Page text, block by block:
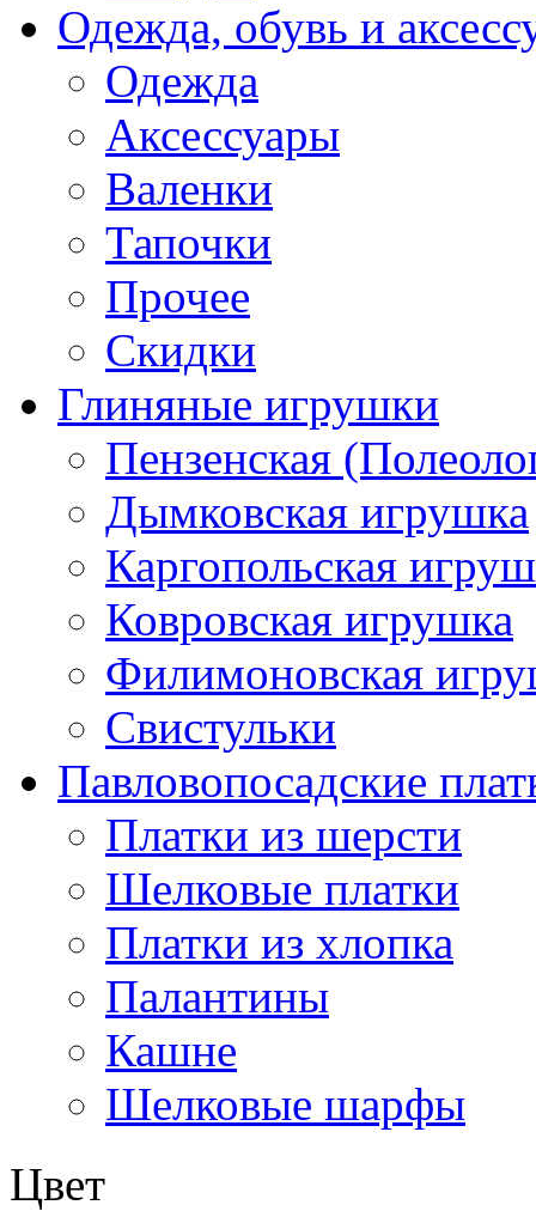
Одежда, обувь и
Одежда
Аксессуары
Валенки
Тапочки
Прочее
Скидки
Глиняные игрушки
Пензенская
Дымковская игрушка
Каргопольская
Ковровская игрушка
Филимоновская
Свистульки
Павловопосадские
Платки из шерсти
Шелковые платки
Платки из хлопка
Палантины
Кашне
Шелковые шарфы
Цвет